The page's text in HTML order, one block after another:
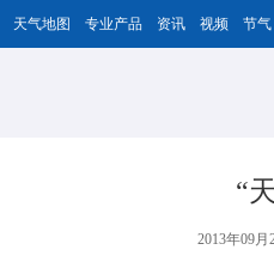
天气地图 专业产品 资讯 视频 节气
“
2013年09月